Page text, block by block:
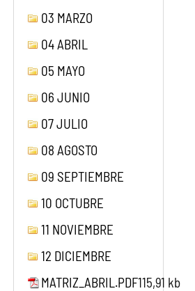
03 MARZO
04 ABRIL
05 MAYO
06 JUNIO
07 JULIO
08 AGOSTO
09 SEPTIEMBRE
10 OCTUBRE
11 NOVIEMBRE
12 DICIEMBRE
MATRIZ_ABRIL.PDF115,91 kb